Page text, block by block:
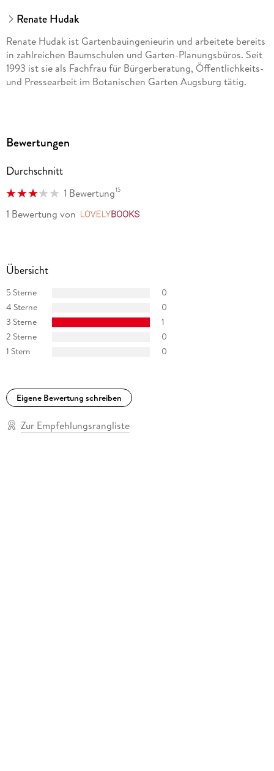
Renate Hudak
Renate Hudak ist Gartenbauingenieurin und arbeitete bereits
in zahlreichen Baumschulen und Garten-Planungsbüros. Seit
1993 ist sie als Fachfrau für Bürgerberatung, Öffentlichkeits-
und Pressearbeit im Botanischen Garten Augsburg tätig.
Bewertungen
Durchschnitt
1 Bewertung15
1 Bewertung von
Übersicht
5 Sterne
0
4 Sterne
0
3 Sterne
1
2 Sterne
0
1 Stern
0
Eigene Bewertung schreiben
Zur Empfehlungsrangliste